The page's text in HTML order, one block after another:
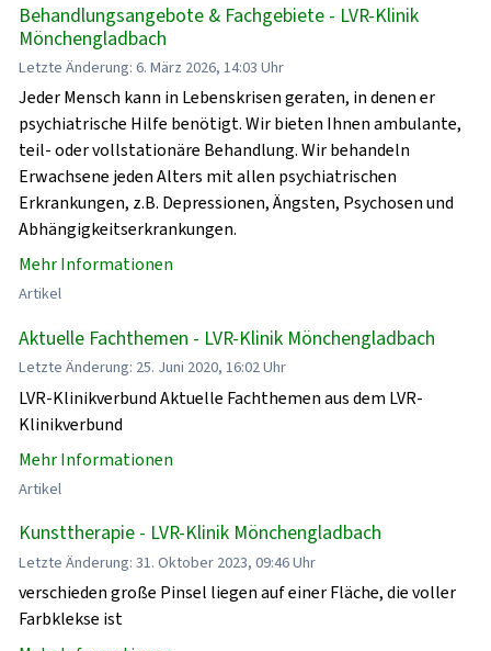
Behandlungsangebote & Fachgebiete - LVR-Klinik
Mönchengladbach
Letzte Änderung: 6. März 2026, 14:03 Uhr
Jeder Mensch kann in Lebenskrisen geraten, in denen er
psychiatrische Hilfe benötigt. Wir bieten Ihnen ambulante,
teil- oder vollstationäre Behandlung. Wir behandeln
Erwachsene jeden Alters mit allen psychiatrischen
Erkrankungen, z.B. Depressionen, Ängsten, Psychosen und
Abhängigkeitserkrankungen.
Mehr Informationen
Artikel
Aktuelle Fachthemen - LVR-Klinik Mönchengladbach
Letzte Änderung: 25. Juni 2020, 16:02 Uhr
LVR-Klinikverbund Aktuelle Fachthemen aus dem LVR-
Klinikverbund
Mehr Informationen
Artikel
Kunsttherapie - LVR-Klinik Mönchengladbach
Letzte Änderung: 31. Oktober 2023, 09:46 Uhr
verschieden große Pinsel liegen auf einer Fläche, die voller
Farbklekse ist